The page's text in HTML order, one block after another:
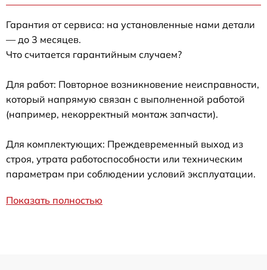
Гарантия от сервиса: на установленные нами детали
— до 3 месяцев.
Что считается гарантийным случаем?
Для работ: Повторное возникновение неисправности,
который напрямую связан с выполненной работой
(например, некорректный монтаж запчасти).
Для комплектующих: Преждевременный выход из
строя, утрата работоспособности или техническим
параметрам при соблюдении условий эксплуатации.
Показать полностью